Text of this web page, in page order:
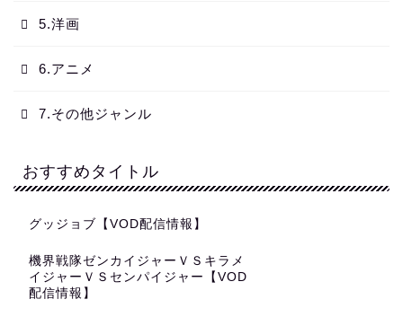
5.洋画
6.アニメ
7.その他ジャンル
おすすめタイトル
グッジョブ【VOD配信情報】
機界戦隊ゼンカイジャーＶＳキラメ
イジャーＶＳセンパイジャー【VOD
配信情報】